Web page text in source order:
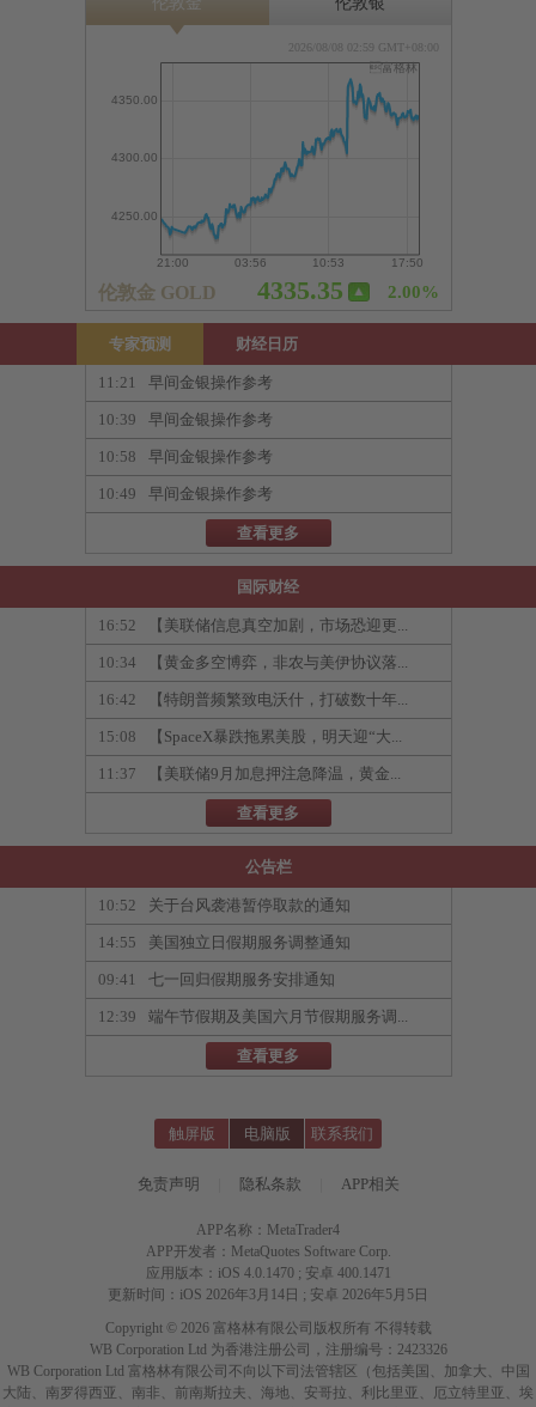
专家预测 财经日历
11:21 早间金银操作参考
10:39 早间金银操作参考
10:58 早间金银操作参考
10:49 早间金银操作参考
查看更多
国际财经
16:52 【美联储信息真空加剧，市场恐迎更...
10:34 【黄金多空博弈，非农与美伊协议落...
16:42 【特朗普频繁致电沃什，打破数十年...
15:08 【SpaceX暴跌拖累美股，明天迎“大...
11:37 【美联储9月加息押注急降温，黄金...
查看更多
公告栏
10:52 关于台风袭港暂停取款的通知
14:55 美国独立日假期服务调整通知
09:41 七一回归假期服务安排通知
12:39 端午节假期及美国六月节假期服务调...
查看更多
触屏版 电脑版 联系我们
免责声明 隐私条款 APP相关
APP名称：MetaTrader4
APP开发者：MetaQuotes Software Corp.
应用版本：iOS 4.0.1470 ; 安卓 400.1471
更新时间：iOS 2026年3月14日 ; 安卓 2026年5月5日
Copyright © 2026 富格林有限公司版权所有 不得转载
WB Corporation Ltd 为香港注册公司，注册编号：2423326
WB Corporation Ltd 富格林有限公司不向以下司法管辖区（包括美国、加拿大、中国
大陆、南罗得西亚、南非、前南斯拉夫、海地、安哥拉、利比里亚、厄立特里亚、埃